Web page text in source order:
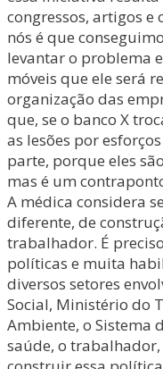
congressos, artigos e
nós é que
levantar o problema
móveis que ele será
organização das
que, se o banco X
as lesões por
parte, porque eles
mas é um
A médica considera
diferente, de
trabalhador. É
políticas e muita
diversos setores
Social, Ministério do
Ambiente, o Sistema
saúde, o trabalhador,